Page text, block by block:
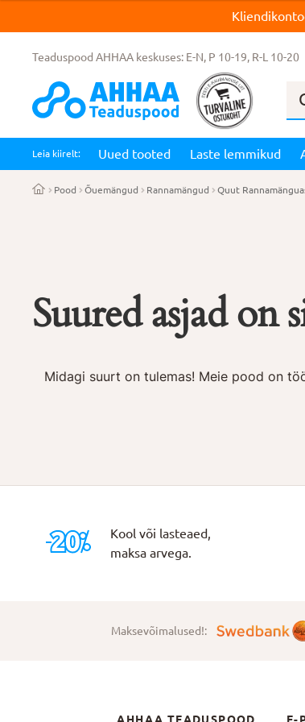
Teaduspood AHHAA keskuses: E-N, P 10-19, R-L 10-20
Leia kiirelt: Uued tooted Laste lemmikud
Pood Õuemängud Rannamängud Quut
Suured asjad on
Midagi suurt on tulemas! Meie pood on
Kool või lasteaed,
maksa arvega.
Maksevõimalused!:
AHHAA TEADUSPOOD E-